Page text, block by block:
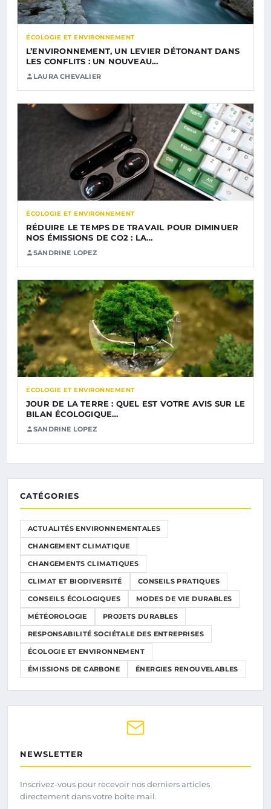
ÉCOLOGIE ET ENVIRONNEMENT
L’ENVIRONNEMENT, UN LEVIER DÉTONANT DANS
LES CONFLITS : UN NOUVEAU…
LAURA CHEVALIER
ÉCOLOGIE ET ENVIRONNEMENT
RÉDUIRE LE TEMPS DE TRAVAIL POUR DIMINUER
NOS ÉMISSIONS DE CO2 : LA…
SANDRINE LOPEZ
ÉCOLOGIE ET ENVIRONNEMENT
JOUR DE LA TERRE : QUEL EST VOTRE AVIS SUR LE
BILAN ÉCOLOGIQUE…
SANDRINE LOPEZ
CATÉGORIES
ACTUALITÉS ENVIRONNEMENTALES
CHANGEMENT CLIMATIQUE
CHANGEMENTS CLIMATIQUES
CLIMAT ET BIODIVERSITÉ CONSEILS PRATIQUES
CONSEILS ÉCOLOGIQUES MODES DE VIE DURABLES
MÉTÉOROLOGIE PROJETS DURABLES
RESPONSABILITÉ SOCIÉTALE DES ENTREPRISES
ÉCOLOGIE ET ENVIRONNEMENT
ÉMISSIONS DE CARBONE ÉNERGIES RENOUVELABLES
NEWSLETTER
Inscrivez-vous pour recevoir nos derniers articles
directement dans votre boîte mail.